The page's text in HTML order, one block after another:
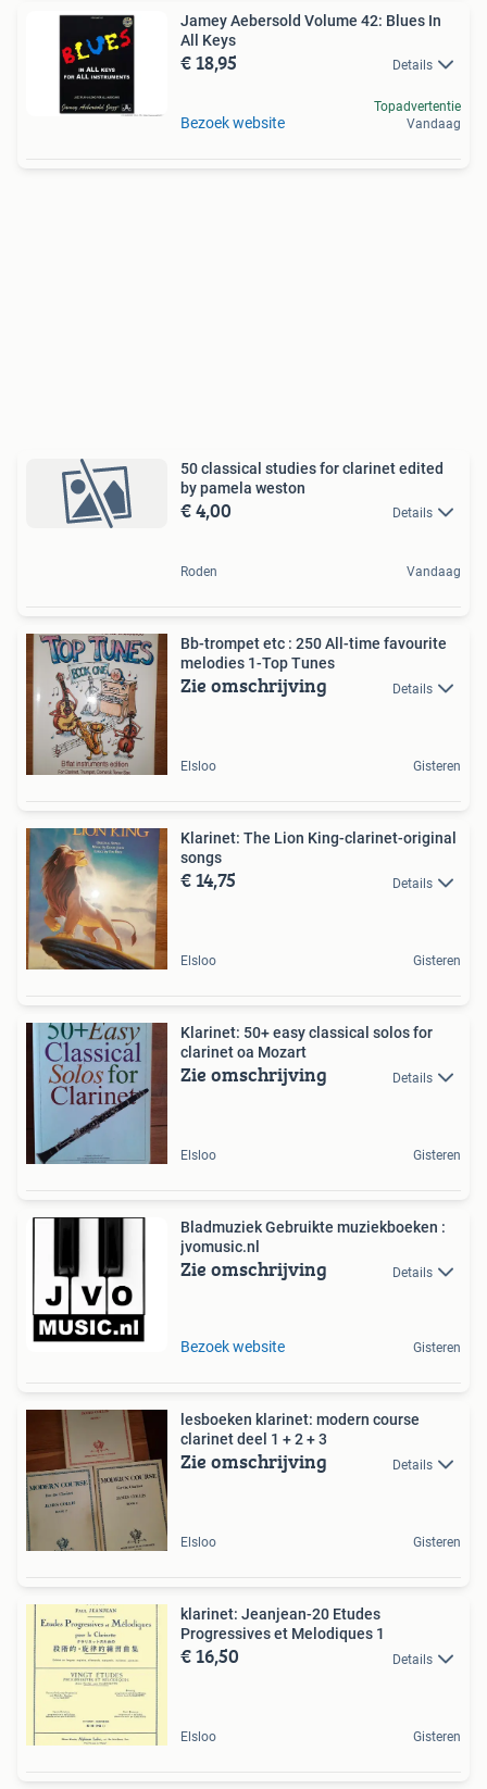
Jamey Aebersold Volume 42: Blues In
All Keys
€ 18,95 Details
Bezoek website
Topadvertentie
Vandaag
50 classical studies for clarinet edited
by pamela weston
€ 4,00 Details
Roden Vandaag
Bb-trompet etc : 250 All-time favourite
melodies 1-Top Tunes
Zie omschrijving Details
Elsloo Gisteren
Klarinet: The Lion King-clarinet-original
songs
€ 14,75 Details
Elsloo Gisteren
Klarinet: 50+ easy classical solos for
clarinet oa Mozart
Zie omschrijving Details
Elsloo Gisteren
Bladmuziek Gebruikte muziekboeken :
jvomusic.nl
Zie omschrijving Details
Bezoek website Gisteren
lesboeken klarinet: modern course
clarinet deel 1 + 2 + 3
Zie omschrijving Details
Elsloo Gisteren
klarinet: Jeanjean-20 Etudes
Progressives et Melodiques 1
€ 16,50 Details
Elsloo Gisteren